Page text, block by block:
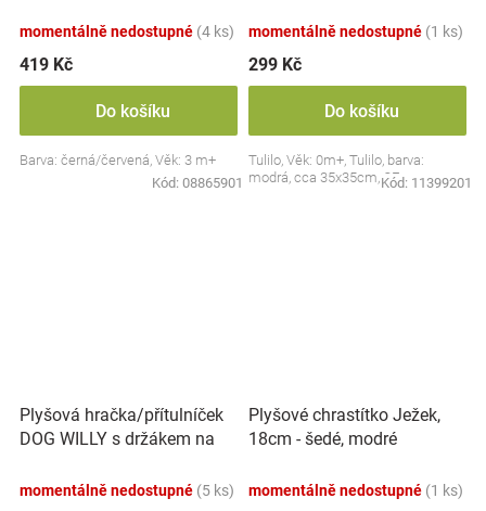
BabyOno
momentálně nedostupné (4 ks)
419 Kč
Do košíku
Barva: černá/červená, Věk: 3 m+
Kód: 08865901
momentálně nedostupné (1 ks)
299 Kč
Do košíku
Tulilo, Věk: 0m+, Tulilo, barva:
modrá, cca 35x35cm, CE
Kód: 11399201
Plyšová hračka/přítulníček
DOG WILLY s držákem na
momentálně nedostupné (5 ks)
Plyšové chrastítko Ježek,
18cm - šedé, modré
momentálně nedostupné (1 ks)